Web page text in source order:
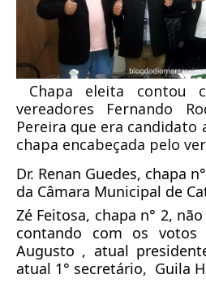
Chapa eleita contou
vereadores Fernando
Pereira que era candidato
chapa encabeçada pelo
Dr. Renan Guedes, chapa
da Câmara Municipal de
Zé Feitosa, chapa n° 2,
contando com os votos
Augusto , atual
atual 1° secretário,  Guila